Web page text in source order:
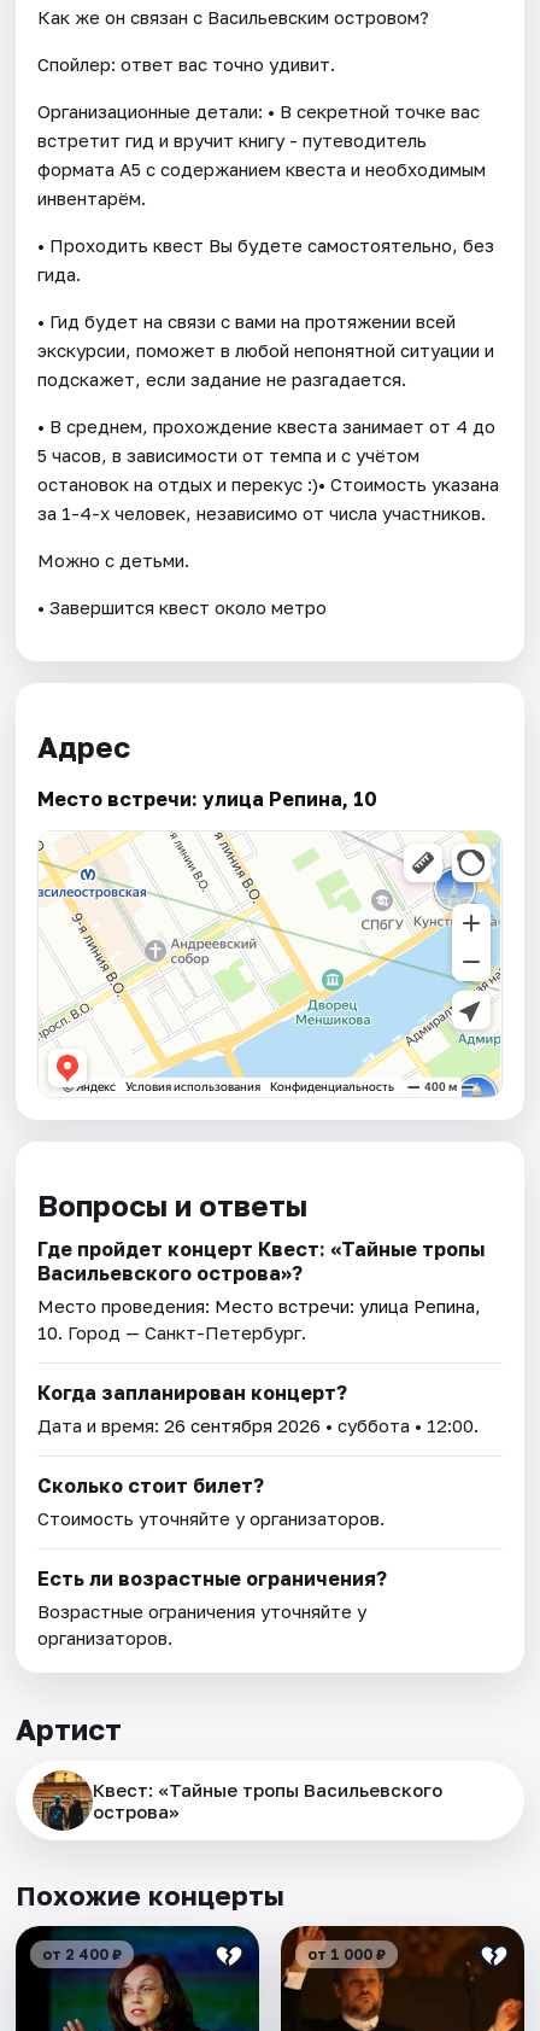
Как же он связан с Васильевским островом?
Спойлер: ответ вас точно удивит.
Организационные детали: • В секретной точке вас
встретит гид и вручит книгу - путеводитель
формата А5 с содержанием квеста и необходимым
инвентарём.
• Проходить квест Вы будете самостоятельно, без
гида.
• Гид будет на связи с вами на протяжении всей
экскурсии, поможет в любой непонятной ситуации и
подскажет, если задание не разгадается.
• В среднем, прохождение квеста занимает от 4 до
5 часов, в зависимости от темпа и с учётом
остановок на отдых и перекус :)• Стоимость указана
за 1-4-х человек, независимо от числа участников.
Можно с детьми.
• Завершится квест около метро
Адрес
Место встречи: улица Репина, 10
Вопросы и ответы
Где пройдет концерт Квест: «Тайные тропы
Васильевского острова»?
Место проведения: Место встречи: улица Репина,
10. Город — Санкт-Петербург.
Когда запланирован концерт?
Дата и время:26 сентября 2026 • суббота • 12:00.
Сколько стоит билет?
Стоимость уточняйте у организаторов.
Есть ли возрастные ограничения?
Возрастные ограничения уточняйте у
организаторов.
Артист
Квест: «Тайные тропы Васильевского
острова»
Похожие концерты
от 2 400 ₽ от 1 000 ₽